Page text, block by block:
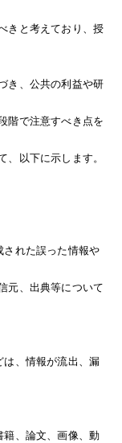
きと考えており、授
き、公共の利益や研
階で注意すべき点を
以下に示します。
れた誤った情報や
元、出典等について
、情報が流出、漏
、論文、画像、動